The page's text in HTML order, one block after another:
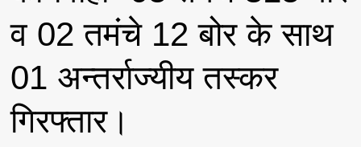
व 02 तमंचे 12 बोर के साथ
01 अन्तर्राज्यीय तस्कर
गिरफ्तार।